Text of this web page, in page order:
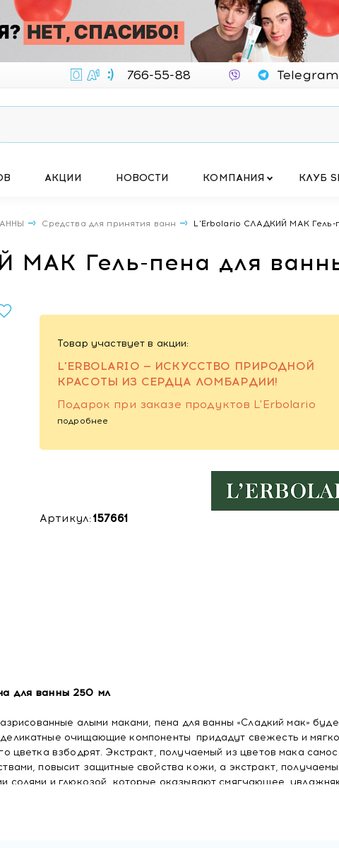
766-55-88
АКЦИИ НОВОСТИ КОМПАНИЯ КЛУБ
Средства для принятия ванн L'Erbolario СЛАДКИЙ МАК Гель-
МАК Гель-пена для
Товар участвует в акции:
L'ERBOLARIO — ИСКУССТВО ПРИРОДНОЙ
КРАСОТЫ ИЗ СЕРДЦА ЛОМБАРДИИ!
Подарок при заказе продуктов L'Erbolario
подробнее
Артикул:157661
для ванны 250 мл
алыми маками, пена для ванны «Сладкий мак»
очищающие компоненты придадут свежесть и
цветка взбодрят. Экстракт, получаемый из цветов мака
повысит защитные свойства кожи, а экстракт,
солями и глюкозой, которые оказывают смягчающее,